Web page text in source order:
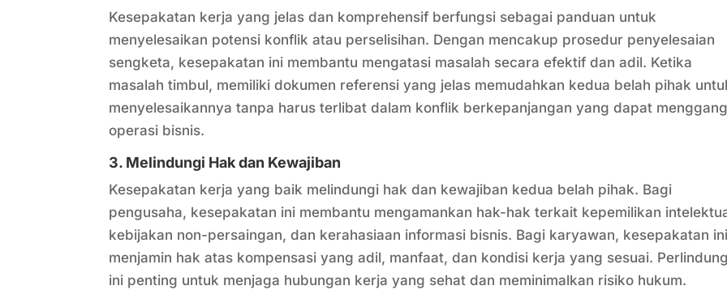
Kesepakatan kerja yang jelas dan komprehensif berfungsi sebagai panduan untuk
menyelesaikan potensi konflik atau perselisihan. Dengan mencakup prosedur penyelesaian
sengketa, kesepakatan ini membantu mengatasi masalah secara efektif dan adil. Ketika
masalah timbul, memiliki dokumen referensi yang jelas memudahkan kedua belah pihak
menyelesaikannya tanpa harus terlibat dalam konflik berkepanjangan yang dapat
operasi bisnis.
3. Melindungi Hak dan Kewajiban
Kesepakatan kerja yang baik melindungi hak dan kewajiban kedua belah pihak. Bagi
pengusaha, kesepakatan ini membantu mengamankan hak-hak terkait kepemilikan
kebijakan non-persaingan, dan kerahasiaan informasi bisnis. Bagi karyawan, kesepakatan ini
menjamin hak atas kompensasi yang adil, manfaat, dan kondisi kerja yang sesuai.
ini penting untuk menjaga hubungan kerja yang sehat dan meminimalkan risiko hukum.